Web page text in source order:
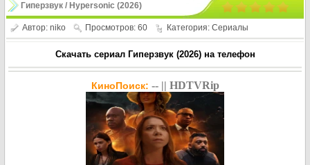
Гиперзвук / Hypersonic (2026)
Автор: niko Просмотров: 60 Категория: Сериалы
Скачать сериал Гиперзвук (2026) на телефон
КиноПоиск: -- || HDTVRip